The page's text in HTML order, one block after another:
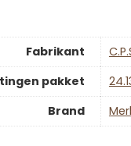
Fabrikant
pakket
Brand